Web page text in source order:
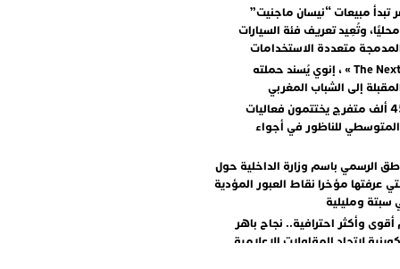
تبدأ مبيعات “نيسان ماجنيت”
وتُعِيد تعريف فئة السيارات
متعددة الاستخدامات
مع « The Next Ad » ، إنوي يُسند حملته
إلى الشباب المغربي
أكثر من 45 ألف متفرج يختتمون فعاليات
المتوسطي للناظور في أجواء
الرسمي باسم وزارة الداخلية حول
عرفتها مؤخرا نقاط العبور المؤدية
سبتة ومليلية
أقوى وأكثر احترافية.. نجاح باهر
لاتحاد المقاولات الإعلامية